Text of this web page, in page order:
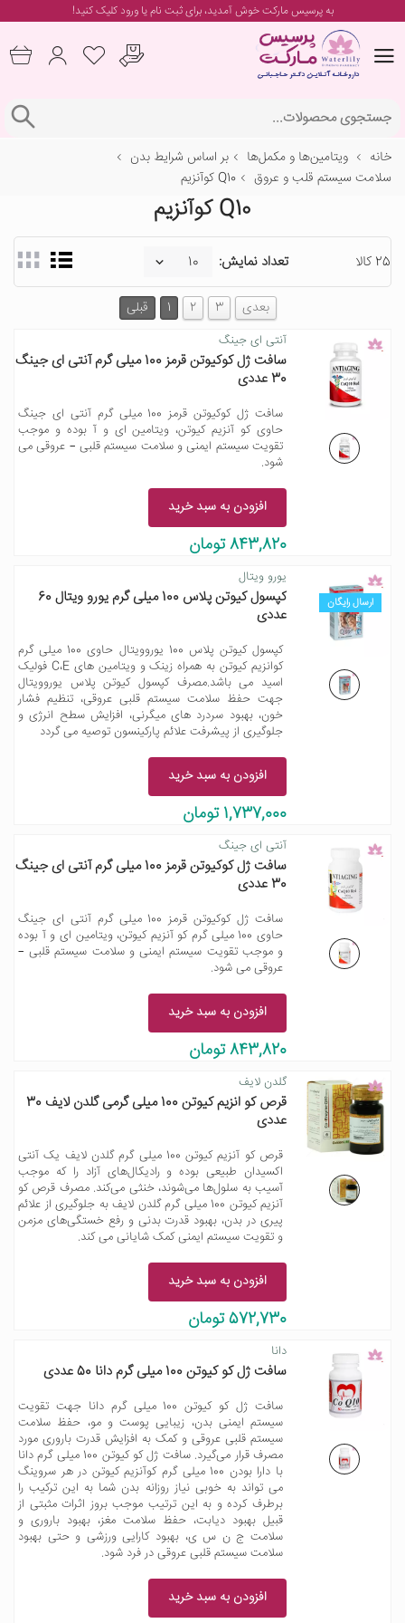
به پرسیس مارکت خوش آمدید، برایثبت نام یا ورودکلیک کنید!
خانه ویتامین‌ها و مکمل‌ها
بر اساس شرایط بدن
سلامت سیستم قلب و عروق
Q10 کوآنزیم
Q10 کوآنزیم
25 کالا تعداد نمایش:
قبلی 1 2 3 بعدی
آنتی ای ‌جینگ
سافت ژل کوکیوتن قرمز 100 میلی گرم آنتی ای جینگ
30 عددی
سافت ژل کوکیوتن قرمز 100 میلی گرم آنتی ای جینگ
حاوی کو آنزیم کیوتن، ویتامین ای و آ بوده و موجب
تقویت سیستم ایمنی و سلامت سیستم قلبی – عروقی می
شود.
افزودن به سبد خرید
843,820 تومان
ارسال رایگان
یورو ویتال
کپسول کیوتن پلاس 100 میلی گرم یورو ویتال 60
عددی
کپسول کیوتن پلاس 100 یوروویتال حاوی 100 میلی گرم
کوانزیم کیوتن به همراه زینک و ویتامین های C،E فولیک
اسید می باشد.مصرف کپسول کیوتن پلاس یوروویتال
جهت حفظ سلامت سیستم قلبی عروقی، تنظیم فشار
خون، بهبود سردرد های میگرنی، افزایش سطح انرژی و
جلوگیری از پیشرفت علائم پارکینسون توصیه می گردد
افزودن به سبد خرید
1,737,000 تومان
آنتی ای ‌جینگ
سافت ژل کوکیوتن قرمز 100 میلی گرم آنتی ای جینگ
30 عددی
سافت ژل کوکیوتن قرمز 100 میلی گرم آنتی ای جینگ
حاوی 100 میلی گرم کو آنزیم کیوتن، ویتامین ای و آ بوده
و موجب تقویت سیستم ایمنی و سلامت سیستم قلبی –
عروقی می شود.
افزودن به سبد خرید
843,820 تومان
گلدن لایف
قرص کو انزیم کیوتن 100 میلی گرمی گلدن لایف 30
عددی
قرص کو آنزیم کیوتن 100 میلی گرم گلدن لایف یک آنتی
اکسیدان طبیعی بوده و رادیکال‌های آزاد را که موجب
آسیب به سلول‌ها می‌شوند، خنثی می‌کند. مصرف قرص کو
آنزیم کیوتن 100 میلی گرم گلدن لایف به جلوگیری از علائم
پیری در بدن، بهبود قدرت بدنی و رفع خستگی‌های مزمن
و تقویت سیستم ایمنی کمک شایانی می کند.
افزودن به سبد خرید
572,730 تومان
دانا
سافت ژل کو کیوتن 100 میلی گرم دانا 50 عددی
سافت ژل کو کیوتن 100 میلی گرم دانا جهت تقویت
سیستم ایمنی بدن، زیبایی پوست و مو، حفظ سلامت
سیستم قلبی عروقی و کمک به افزایش قدرت باروری مورد
مصرف قرار می‌گیرد. سافت ژل کو کیوتن 100 میلی گرم دانا
با دارا بودن 100 میلی گرم کوآنزیم کیوتن در هر سروینگ
می تواند به خوبی نیاز روزانه بدن شما به این ترکیب را
برطرف کرده و به این ترتیب موجب بروز اثرات مثبتی از
قبیل بهبود دیابت، حفظ سلامت مغز، بهبود باروری و
سلامت ج ن س ی، بهبود کارایی ورزشی و حتی بهبود
سلامت سیستم قلبی عروقی در فرد شود.
افزودن به سبد خرید